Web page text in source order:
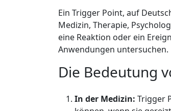
Ein Trigger Point, auf
Medizin, Therapie,
eine Reaktion oder ein
Anwendungen untersuchen.
Die Bedeutung
In der Medizin: Trigger